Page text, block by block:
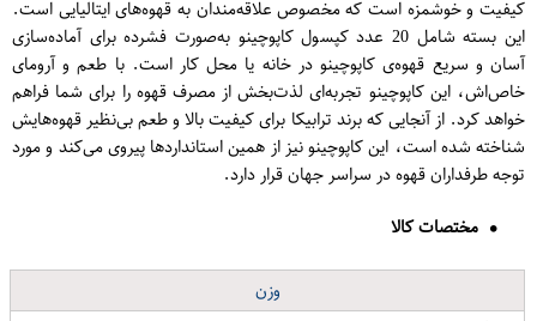
کیفیت و خوشمزه است که مخصوص علاقه‌مندان به قهوه‌های ایتالیایی است.
این بسته شامل 20 عدد کپسول کاپوچینو به‌صورت فشرده برای آماده‌سازی
آسان و سریع قهوه‌ی کاپوچینو در خانه یا محل کار است. با طعم و آرومای
خاص‌اش، این کاپوچینو تجربه‌ای لذت‌بخش از مصرف قهوه را برای شما فراهم
خواهد کرد. از آنجایی که برند ترابیکا برای کیفیت بالا و طعم بی‌نظیر قهوه‌هایش
شناخته شده است، این کاپوچینو نیز از همین استانداردها پیروی می‌کند و مورد
توجه طرفداران قهوه در سراسر جهان قرار دارد.
مختصات کالا
وزن